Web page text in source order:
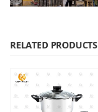
RELATED PRODUCTS